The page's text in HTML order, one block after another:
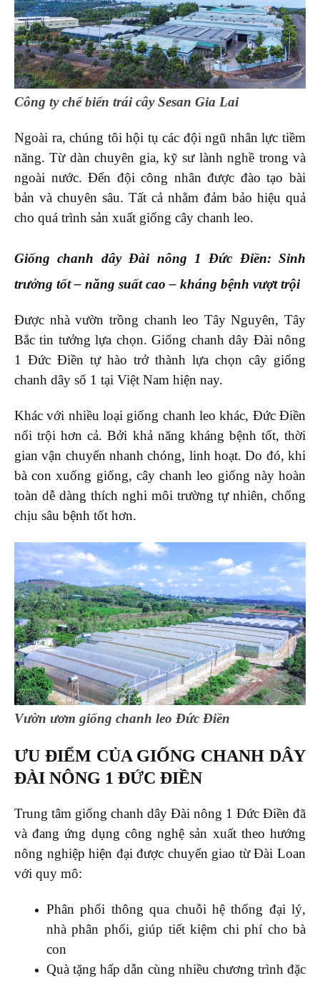
Công ty chế biến trái cây Sesan Gia Lai
Ngoài ra, chúng tôi hội tụ các đội ngũ nhân lực tiềm
năng. Từ dàn chuyên gia, kỹ sư lành nghề trong và
ngoài nước. Đến đội công nhân được đào tạo bài
bản và chuyên sâu. Tất cả nhằm đảm bảo hiệu quả
cho quá trình sản xuất giống cây chanh leo.
Giống chanh dây Đài nông 1 Đức Điền: Sinh
trưởng tốt – năng suất cao – kháng bệnh vượt trội
Được nhà vườn trồng chanh leo Tây Nguyên, Tây
Bắc tin tưởng lựa chọn. Giống chanh dây Đài nông
1 Đức Điền tự hào trở thành lựa chọn cây giống
chanh dây số 1 tại Việt Nam hiện nay.
Khác với nhiều loại giống chanh leo khác, Đức Điền
nổi trội hơn cả. Bởi khả năng kháng bệnh tốt, thời
gian vận chuyển nhanh chóng, linh hoạt. Do đó, khi
bà con xuống giống, cây chanh leo giống này hoàn
toàn dễ dàng thích nghi môi trường tự nhiên, chống
chịu sâu bệnh tốt hơn.
Vườn ươm giống chanh leo Đức Điền
ƯU ĐIỂM CỦA GIỐNG CHANH DÂY
ĐÀI NÔNG 1 ĐỨC ĐIỀN
Trung tâm giống chanh dây Đài nông 1 Đức Điền đã
và đang ứng dụng công nghệ sản xuất theo hướng
nông nghiệp hiện đại được chuyển giao từ Đài Loan
với quy mô:
Phân phối thông qua chuỗi hệ thống đại lý,
nhà phân phối, giúp tiết kiệm chi phí cho bà
con
Quà tặng hấp dẫn cùng nhiều chương trình đặc